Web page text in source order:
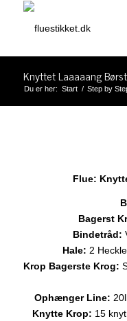
Knyttet Laaaaang
Du er her: Start / Step by
Flue:
Bagerst
Bindetråd:
Hale: 2
Krop Bagerste Krog:
Ophænger Line:
Knytte Krop: 15